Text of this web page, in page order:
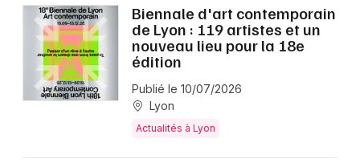
Biennale d'art contemporain
de Lyon : 119 artistes et un
nouveau lieu pour la 18e
édition
Publié le 10/07/2026
Lyon
Actualités à Lyon